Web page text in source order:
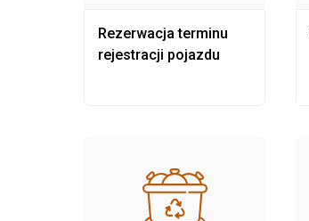
Rezerwacja terminu
rejestracji pojazdu